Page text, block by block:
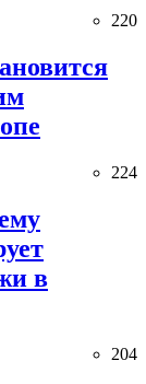
220
224
в
204